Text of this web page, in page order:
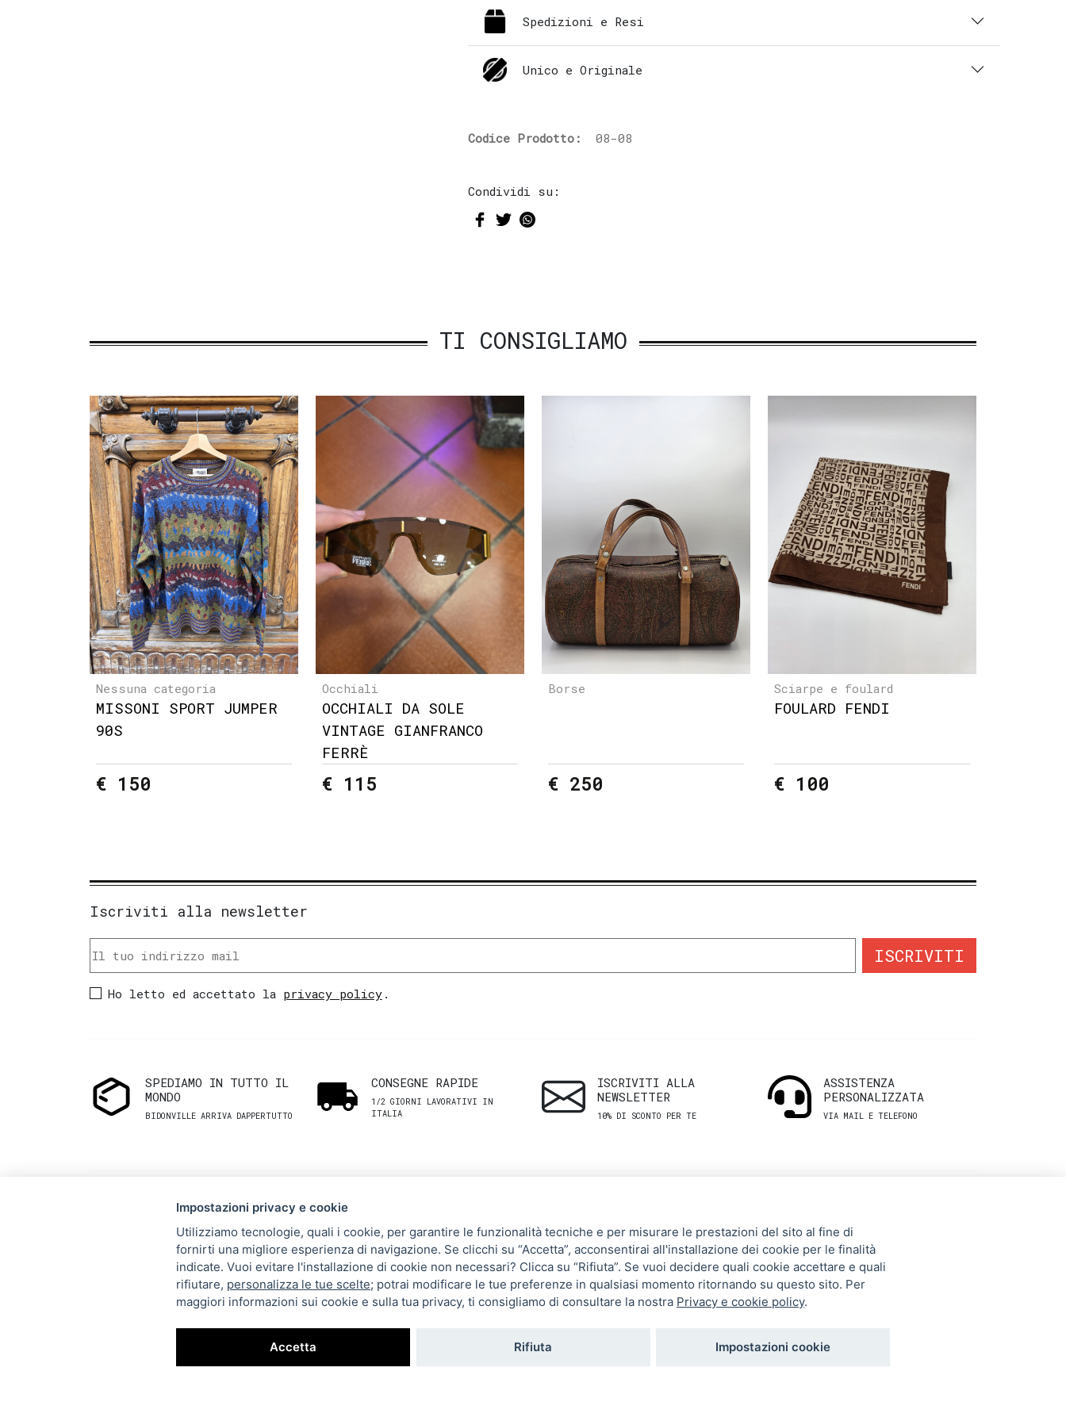
Spedizioni e Resi
Unico e Originale
Codice Prodotto: 08-08
Condividi su:
TI CONSIGLIAMO
Nessuna categoria
MISSONI SPORT JUMPER
90S
€ 150
Occhiali
OCCHIALI DA SOLE
VINTAGE GIANFRANCO
FERRÈ
€ 115
Borse
€ 250
Sciarpe e foulard
FOULARD FENDI
€ 100
Iscriviti alla newsletter
ISCRIVITI
Ho letto ed accettato la privacy policy.
SPEDIAMO IN TUTTO IL
MONDO
BIDONVILLE ARRIVA DAPPERTUTTO
CONSEGNE RAPIDE
1/2 GIORNI LAVORATIVI IN
ITALIA
ISCRIVITI ALLA
NEWSLETTER
10% DI SCONTO PER TE
ASSISTENZA
PERSONALIZZATA
VIA MAIL E TELEFONO
Via Melo 224/a, Bari, Italy,
+39 080 990 5699
P.IVA: 05921860721
Uomo
Donna
Brand
Tutti i prodotti
CLIENTI
Termini e Condizioni
Spedizioni e resi
Privacy Policy
UTILI
Storia
Gift Card
Impostazioni privacy e cookie
Utilizziamo tecnologie, quali i cookie, per garantire le funzionalità tecniche e per misurare le prestazioni del sito al fine di
fornirti una migliore esperienza di navigazione. Se clicchi su “Accetta”, acconsentirai all'installazione dei cookie per le finalità
indicate. Vuoi evitare l'installazione di cookie non necessari? Clicca su “Rifiuta”. Se vuoi decidere quali cookie accettare e quali
rifiutare, personalizza le tue scelte; potrai modificare le tue preferenze in qualsiasi momento ritornando su questo sito. Per
maggiori informazioni sui cookie e sulla tua privacy, ti consigliamo di consultare la nostra Privacy e cookie policy.
Accetta Rifiuta Impostazioni cookie